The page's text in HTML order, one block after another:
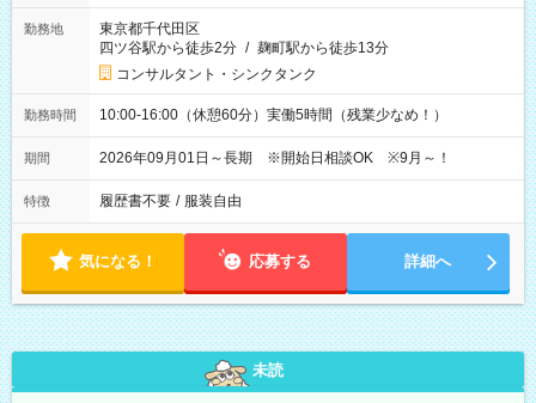
勤務地
東京都千代田区
四ツ谷駅から徒歩2分 / 麹町駅から徒歩13分
コンサルタント・シンクタンク
勤務時間 10:00-16:00（休憩60分）実働5時間（残業少なめ！）
期間 2026年09月01日～長期 ※開始日相談OK ※9月～！
特徴 履歴書不要 / 服装自由
気になる！ 応募する 詳細へ
未読